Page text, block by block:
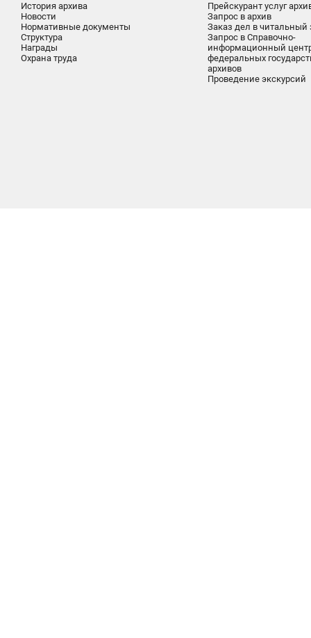
История архива
Новости
Нормативные документы
Структура
Награды
Охрана труда
Прейскурант услуг
Запрос в архив
Заказ дел в читальный
Запрос в Справочно-
информационный
федеральных
архивов
Проведение экскурсий